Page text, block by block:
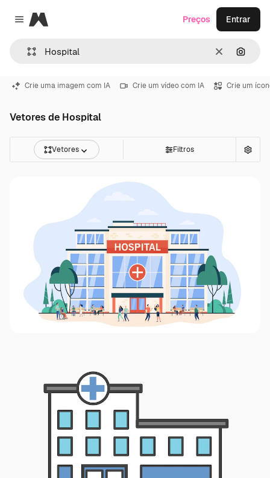
Close menu
Magnific
Limpar
Preços Entrar
Crie uma imagem com IA Crie um vídeo com IA Crie um
Vetores de Hospital
Vetores Filtros